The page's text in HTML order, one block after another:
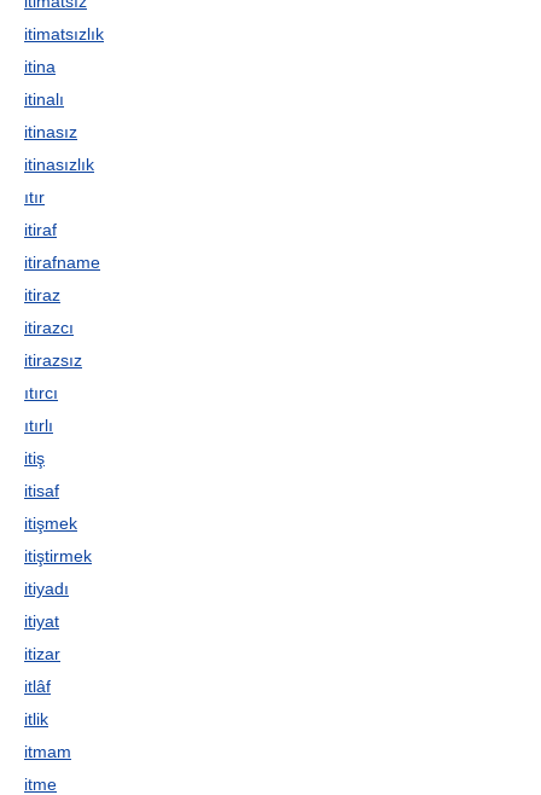
itimatsızlık
itina
itinalı
itinasız
itinasızlık
ıtır
itiraf
itirafname
itiraz
itirazcı
itirazsız
ıtırcı
ıtırlı
itiş
itisaf
itişmek
itiştirmek
itiyadı
itiyat
itizar
itlâf
itlik
itmam
itme